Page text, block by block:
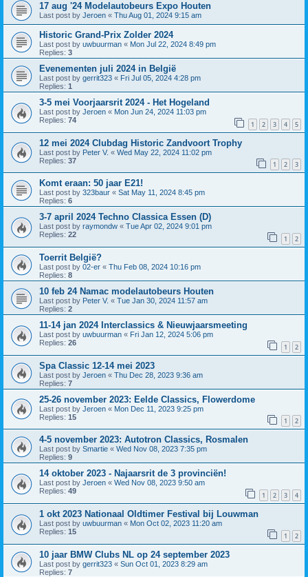
17 aug '24 Modelautobeurs Expo Houten
Last post by Jeroen « Thu Aug 01, 2024 9:15 am
Historic Grand-Prix Zolder 2024
Last post by uwbuurman « Mon Jul 22, 2024 8:49 pm
Replies: 3
Evenementen juli 2024 in België
Last post by gerrit323 « Fri Jul 05, 2024 4:28 pm
Replies: 1
3-5 mei Voorjaarsrit 2024 - Het Hogeland
Last post by Jeroen « Mon Jun 24, 2024 11:03 pm
Replies: 74 1 2 3 4 5
12 mei 2024 Clubdag Historic Zandvoort Trophy
Last post by Peter V. « Wed May 22, 2024 11:02 pm
Replies: 37 1 2 3
Komt eraan: 50 jaar E21!
Last post by 323baur « Sat May 11, 2024 8:45 pm
Replies: 6
3-7 april 2024 Techno Classica Essen (D)
Last post by raymondw « Tue Apr 02, 2024 9:01 pm
Replies: 22 1 2
Toerrit België?
Last post by 02-er « Thu Feb 08, 2024 10:16 pm
Replies: 8
10 feb 24 Namac modelautobeurs Houten
Last post by Peter V. « Tue Jan 30, 2024 11:57 am
Replies: 2
11-14 jan 2024 Interclassics & Nieuwjaarsmeeting
Last post by uwbuurman « Fri Jan 12, 2024 5:06 pm
Replies: 26 1 2
Spa Classic 12-14 mei 2023
Last post by Jeroen « Thu Dec 28, 2023 9:36 am
Replies: 7
25-26 november 2023: Eelde Classics, Flowerdome
Last post by Jeroen « Mon Dec 11, 2023 9:25 pm
Replies: 15 1 2
4-5 november 2023: Autotron Classics, Rosmalen
Last post by Smartie « Wed Nov 08, 2023 7:35 pm
Replies: 9
14 oktober 2023 - Najaarsrit de 3 provinciën!
Last post by Jeroen « Wed Nov 08, 2023 9:50 am
Replies: 49 1 2 3 4
1 okt 2023 Nationaal Oldtimer Festival bij Louwman
Last post by uwbuurman « Mon Oct 02, 2023 11:20 am
Replies: 15 1 2
10 jaar BMW Clubs NL op 24 september 2023
Last post by gerrit323 « Sun Oct 01, 2023 8:29 am
Replies: 7